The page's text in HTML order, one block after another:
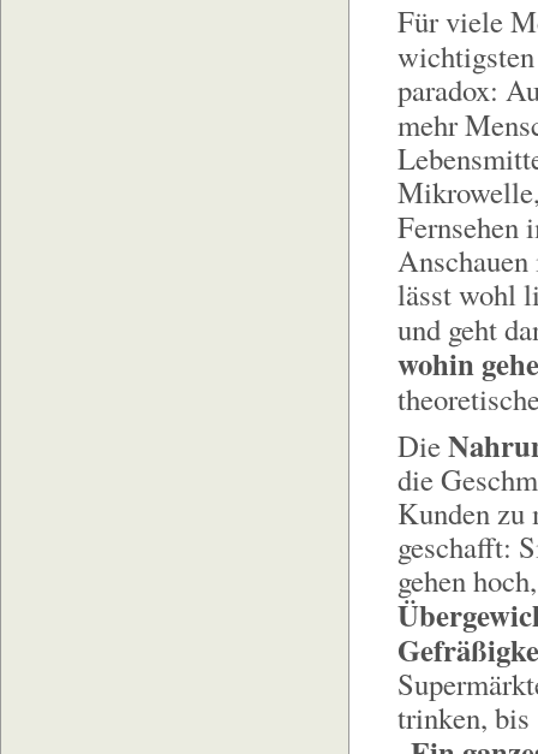
Für viele
paradox:
mehr
Fernsehen
lässt wohl
und geht
wohin
Die
die
Kunden zu
geschafft:
gehen
trinken, bis